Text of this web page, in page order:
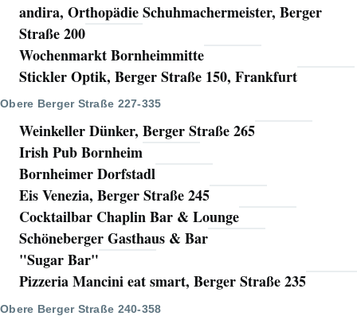
andira, Orthopädie Schuhmachermeister, Berger
Straße 200
Wochenmarkt Bornheimmitte
Stickler Optik, Berger Straße 150, Frankfurt
Obere Berger Straße 227-335
Weinkeller Dünker, Berger Straße 265
Irish Pub Bornheim
Bornheimer Dorfstadl
Eis Venezia, Berger Straße 245
Cocktailbar Chaplin Bar & Lounge
Schöneberger Gasthaus & Bar
"Sugar Bar"
Pizzeria Mancini eat smart, Berger Straße 235
Obere Berger Straße 240-358